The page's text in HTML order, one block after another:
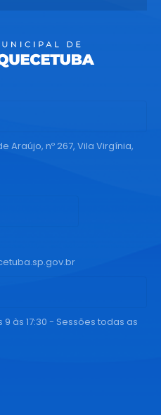
Araújo, nº 267, Vila Virgínia,
às 17:30 - Sessões todas as